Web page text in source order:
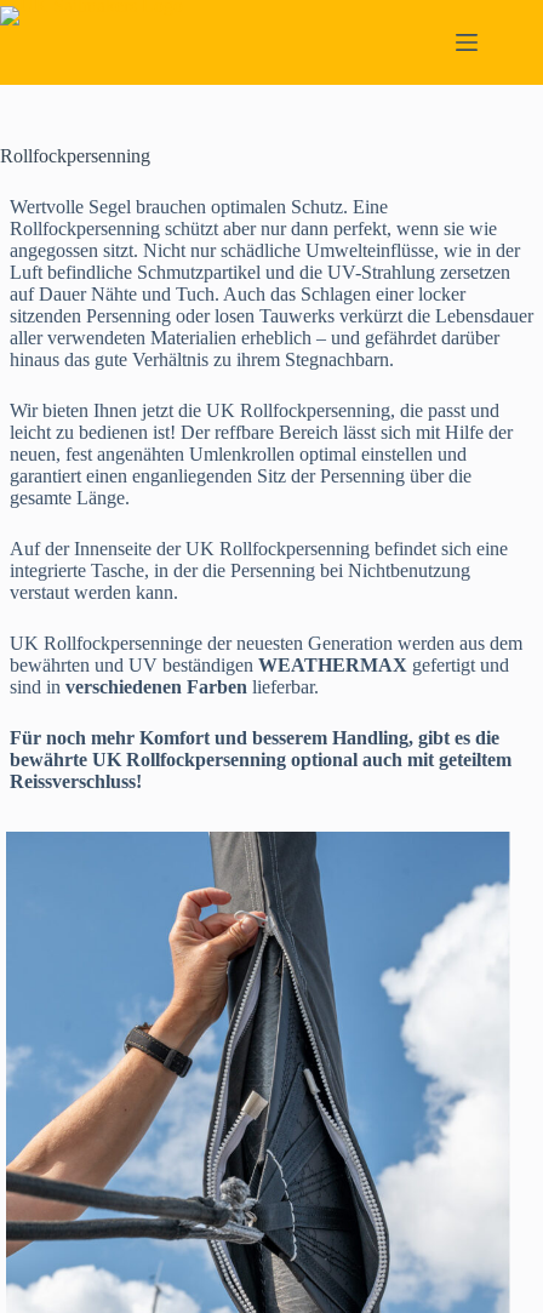
Skip
to
Rollfockpersenning
Wertvolle Segel brauchen optimalen Schutz. Eine
Rollfockpersenning schützt aber nur dann perfekt, wenn sie wie
angegossen sitzt. Nicht nur schädliche Umwelteinflüsse, wie in der
Luft befindliche Schmutzpartikel und die UV-Strahlung zersetzen
auf Dauer Nähte und Tuch. Auch das Schlagen einer locker
sitzenden Persenning oder losen Tauwerks verkürzt die Lebensdauer
aller verwendeten Materialien erheblich – und gefährdet darüber
hinaus das gute Verhältnis zu ihrem Stegnachbarn.
Wir bieten Ihnen jetzt die UK Rollfockpersenning, die passt und
leicht zu bedienen ist! Der reffbare Bereich lässt sich mit Hilfe der
neuen, fest angenähten Umlenkrollen optimal einstellen und
garantiert einen enganliegenden Sitz der Persenning über die
gesamte Länge.
Auf der Innenseite der UK Rollfockpersenning befindet sich eine
integrierte Tasche, in der die Persenning bei Nichtbenutzung
verstaut werden kann.
UK Rollfockpersenninge der neuesten Generation werden aus dem
bewährten und UV beständigen WEATHERMAX gefertigt und
sind in verschiedenen Farben lieferbar.
Für noch mehr Komfort und besserem Handling, gibt es die
bewährte UK Rollfockpersenning optional auch mit geteiltem
Reissverschluss!